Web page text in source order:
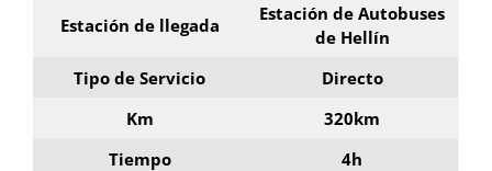
Estación de llegada
Estación de Autobuses
de Hellín
Tipo de Servicio
Directo
Km
320km
Tiempo
4h